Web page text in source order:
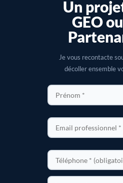
Un
GEO
Je vous recontacte
décoller ensemble